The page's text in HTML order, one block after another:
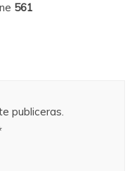
561
publiceras.